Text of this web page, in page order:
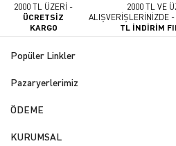
2000 TL ÜZERİ -
ÜCRETSİZ
KARGO
2000 TL VE
ALIŞVERİŞLERİNİZDE -
TL İNDİRİM
Popüler Linkler
Pazaryerlerimiz
ÖDEME
KURUMSAL